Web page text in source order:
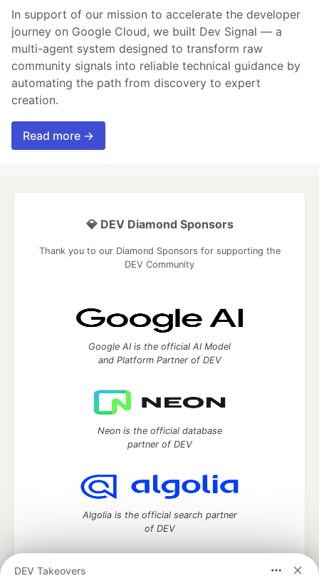
In support of our mission to accelerate the developer
journey on Google Cloud, we built Dev Signal — a
multi-agent system designed to transform raw
community signals into reliable technical guidance by
automating the path from discovery to expert
creation.
Read more →
DEV Takeovers
💎 DEV Diamond Sponsors
Thank you to our Diamond Sponsors for supporting the
DEV Community
Google AI is the official AI Model
and Platform Partner of DEV
Neon is the official database
partner of DEV
Algolia is the official search partner
of DEV